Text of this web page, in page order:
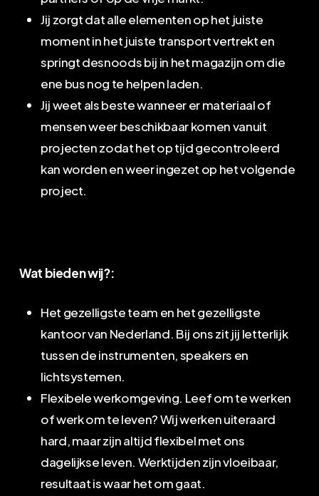
Jij zorgt dat alle elementen op het juiste
moment in het juiste transport vertrekt en
springt desnoods bij in het magazijn om die
ene bus nog te helpen laden.
Jij weet als beste wanneer er materiaal of
mensen weer beschikbaar komen vanuit
projecten zodat het op tijd gecontroleerd
kan worden en weer ingezet op het volgende
project.
Wat bieden wij?:
Het gezelligste team en het gezelligste
kantoor van Nederland. Bij ons zit jij letterlijk
tussen de instrumenten, speakers en
lichtsystemen.
Flexibele werkomgeving. Leef om te werken
of werk om te leven? Wij werken uiteraard
hard, maar zijn altijd flexibel met ons
dagelijkse leven. Werktijden zijn vloeibaar,
resultaat is waar het om gaat.